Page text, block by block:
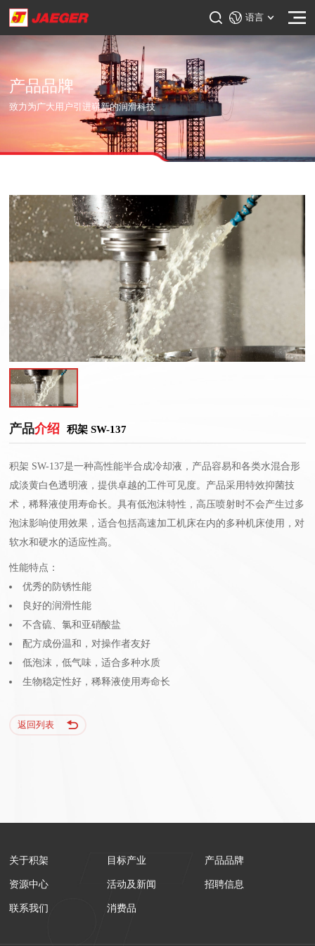
语言
产品品牌
致力为广大用户引进崭新的润滑科技
产品介绍 积架 SW-137
积架 SW-137是一种高性能半合成冷却液，产品容易和各类水混合形
成淡黄白色透明液，提供卓越的工件可见度。产品采用特效抑菌技
术，稀释液使用寿命长。具有低泡沫特性，高压喷射时不会产生过多
泡沫影响使用效果，适合包括高速加工机床在内的多种机床使用，对
软水和硬水的适应性高。
性能特点：
优秀的防锈性能
良好的润滑性能
不含硫、氯和亚硝酸盐
配方成份温和，对操作者友好
低泡沫，低气味，适合多种水质
生物稳定性好，稀释液使用寿命长
返回列表
关于积架 目标产业 产品品牌
资源中心 活动及新闻 招聘信息
联系我们 消费品